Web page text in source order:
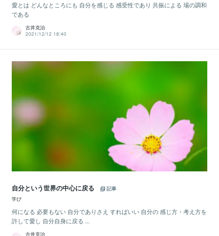
愛とは どんなところにも 自分を感じる 感受性であり 共振による 場の調和
である
古井克治
2021/12/12 18:40
自分という世界の中心に戻る
記事
学び
何になる 必要もない 自分でありさえ すればいい 自分の 感じ方・考え方を
許して愛し 自分自身に戻る ...
古井克治